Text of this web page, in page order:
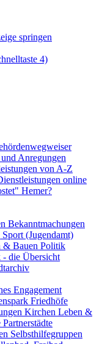
springen
4)
Anregungen
von A-Z
online
Hemer?
Bekanntmachungen
(Jugendamt)
& Bauen Politik
die Übersicht
Engagement
Friedhöfe
Kirchen Leben &
Partnerstädte
Selbsthilfegruppen